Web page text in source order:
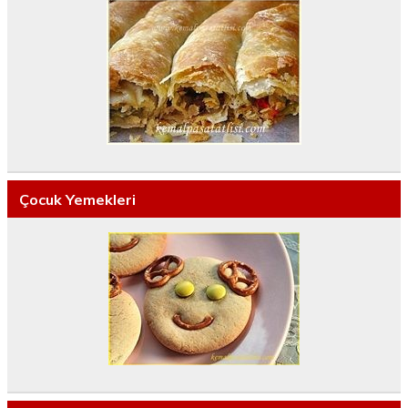
Çocuk Yemekleri